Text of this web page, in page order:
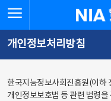
바로가기
바로가기
한국지능
개인정보처리방침
한국지능정보사회진흥원(이하
개인정보보호법 등 관련 법령